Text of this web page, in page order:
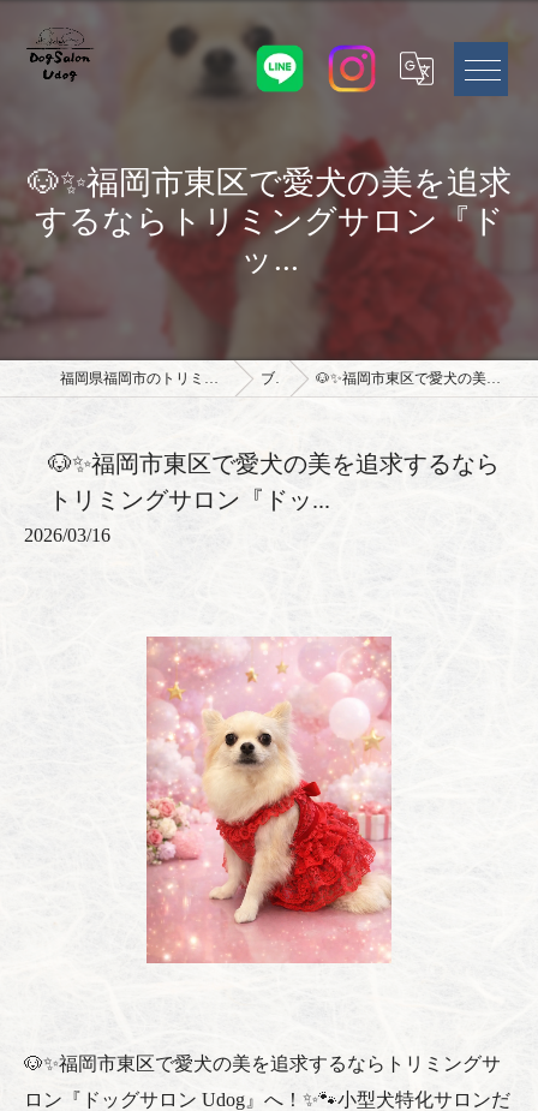
🐶✨福岡市東区で愛犬の美を追求
するならトリミングサロン『ド
ッ...
福岡県福岡市のトリミングサロンならドッグサロン Udog ブログ 🐶✨福岡市東区で愛犬の美を追求するならトリミングサロン『ドッ...
🐶✨福岡市東区で愛犬の美を追求するなら
トリミングサロン『ドッ...
2026/03/16
🐶✨福岡市東区で愛犬の美を追求するならトリミングサ
ロン『ドッグサロン Udog』へ！✨🐾小型犬特化サロンだ